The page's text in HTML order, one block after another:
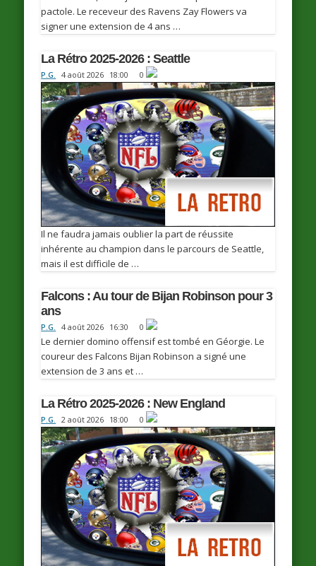
pactole. Le receveur des Ravens Zay Flowers va
signer une extension de 4 ans …
La Rétro 2025-2026 : Seattle
P.G. 4 août 2026 18:00 0
Il ne faudra jamais oublier la part de réussite
inhérente au champion dans le parcours de Seattle,
mais il est difficile de …
Falcons : Au tour de Bijan Robinson pour 3
ans
P.G. 4 août 2026 16:30 0
Le dernier domino offensif est tombé en Géorgie. Le
coureur des Falcons Bijan Robinson a signé une
extension de 3 ans et …
La Rétro 2025-2026 : New England
P.G. 2 août 2026 18:00 0